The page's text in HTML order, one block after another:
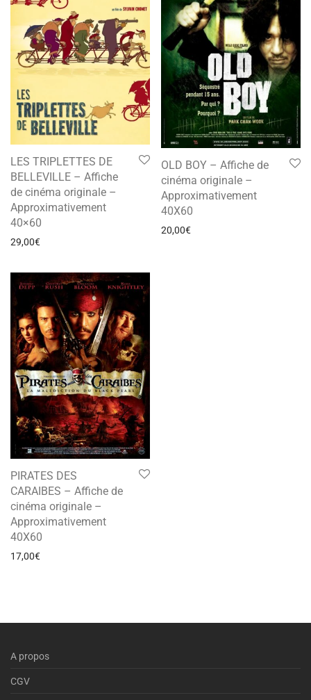
LES TRIPLETTES DE
BELLEVILLE – Affiche
de cinéma originale –
Approximativement
40×60
29,00€
OLD BOY – Affiche de
cinéma originale –
Approximativement
40X60
20,00€
PIRATES DES
CARAIBES – Affiche de
cinéma originale –
Approximativement
40X60
17,00€
A propos
CGV